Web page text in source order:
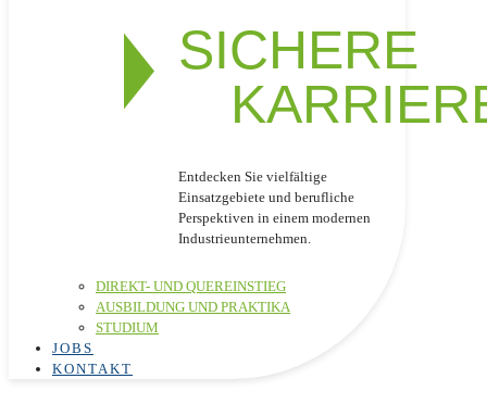
SICHERE
Entdecken Sie vielfältige
Einsatzgebiete und berufliche
Perspektiven in einem modernen
Industrieunternehmen.
DIREKT- UND QUEREINSTIEG
AUSBILDUNG UND PRAKTIKA
STUDIUM
JOBS
KONTAKT